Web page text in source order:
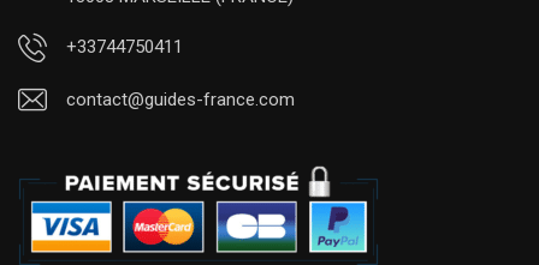
+33744750411
contact@guides-france.com